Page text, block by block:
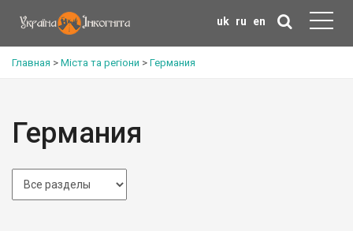
uk ru en
Главная > Міста та регіони > Германия
Германия